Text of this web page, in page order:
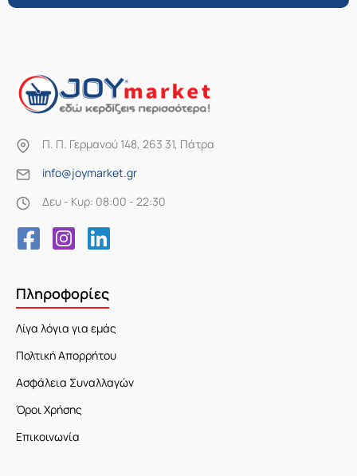
Π. Π. Γερμανού 148, 263 31, Πάτρα
info@joymarket.gr
Δευ - Κυρ: 08:00 - 22:30
Πληροφορίες
Λίγα λόγια για εμάς
Πολτική Απορρήτου
Ασφάλεια Συναλλαγών
Όροι Χρήσης
Επικοινωνία